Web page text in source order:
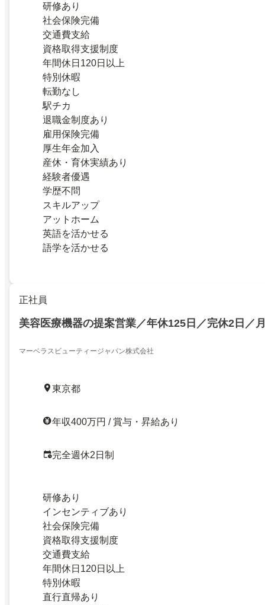
研修あり
社会保険完備
交通費支給
資格取得支援制度
年間休日120日以上
特別休暇
転勤なし
駅チカ
退職金制度あり
雇用保険完備
厚生年金加入
産休・育休実績あり
経験者優遇
学歴不問
スキルアップ
アットホーム
英語を活かせる
語学を活かせる
正社員
美容医療機器の提案営業／年休125日／完休2日／
マーベラスビューティージャパン株式会社
東京都
年収400万円 / 賞与・昇給あり
完全週休2日制
研修あり
インセンティブあり
社会保険完備
資格取得支援制度
交通費支給
年間休日120日以上
特別休暇
直行直帰あり